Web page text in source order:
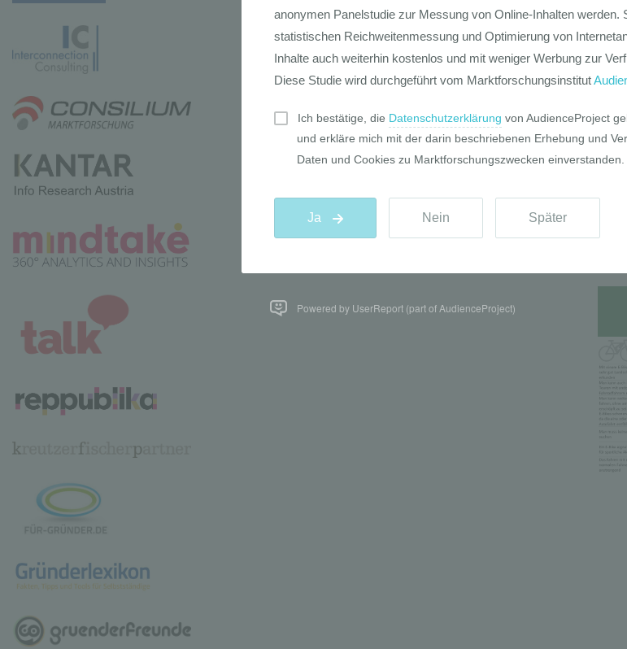
Powered by UserReport (part of AudienceProject)